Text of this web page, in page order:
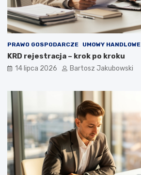
PRAWO GOSPODARCZE UMOWY HANDLOWE
KRD rejestracja – krok po kroku
14 lipca 2026 Bartosz Jakubowski